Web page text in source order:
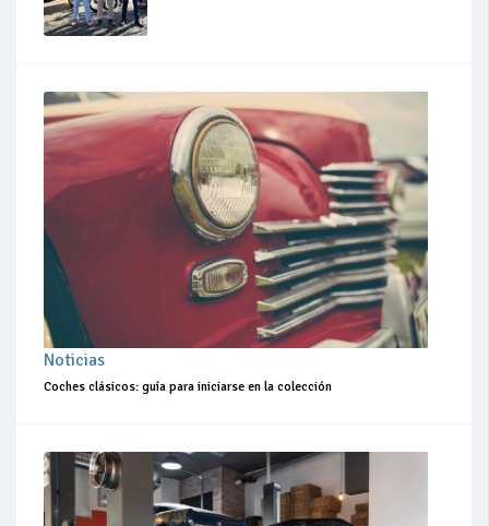
Noticias
Coches clásicos: guía para iniciarse en la colección